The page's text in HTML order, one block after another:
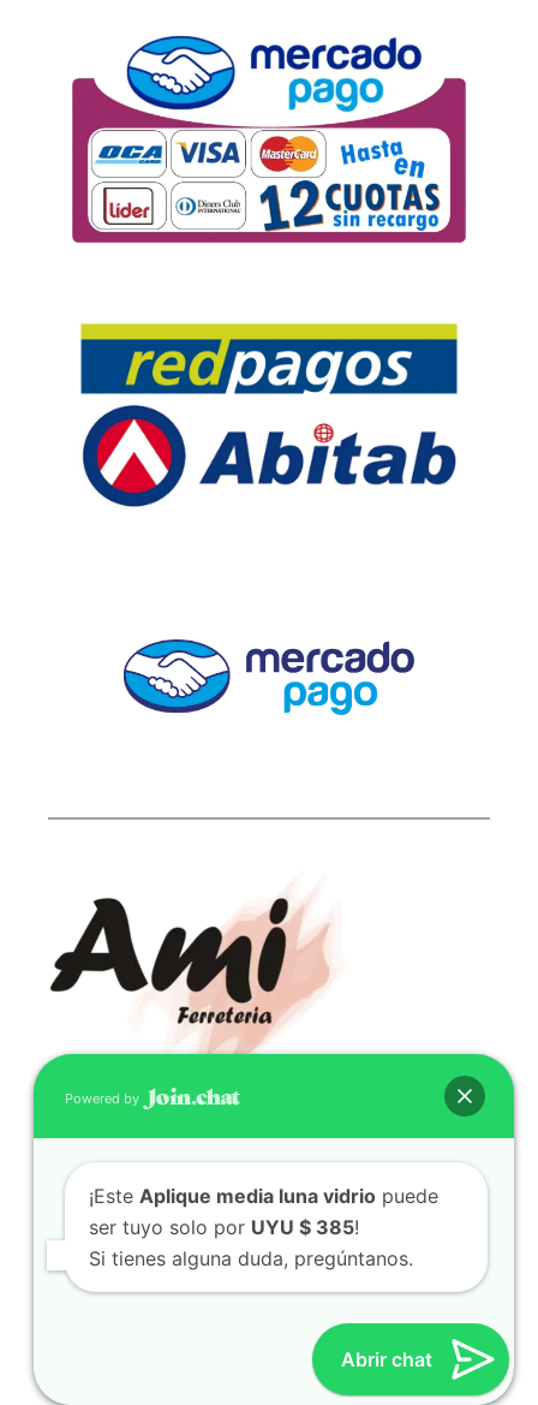
CONTACTO
(598) 099 466 212
correo@ferreami.com.uy
099 466 212
Facebook
Instagram
© 2021 – Ferretería AMI – Canelones, Uruguay | Creado
Viajar, Sudamérica en Auto
Powered by
¡Este Aplique media luna vidrio puede
ser tuyo solo por UYU $ 385!
Si tienes alguna duda, pregúntanos.
Abrir chat